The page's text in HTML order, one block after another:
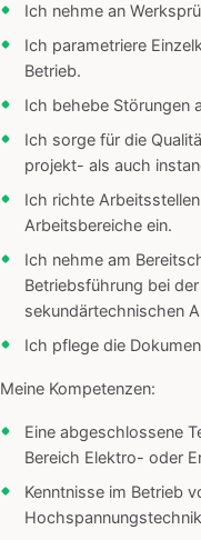
Ich nehme an
Ich parametriere
Betrieb.
Ich behebe Störungen
Ich sorge für die
projekt- als auch
Ich richte
Arbeitsbereiche ein.
Ich nehme am
Betriebsführung bei
sekundärtechnischen
Ich pflege die
Meine Kompetenzen:
Eine abgeschlossene
Bereich Elektro- oder
Kenntnisse im Betrieb